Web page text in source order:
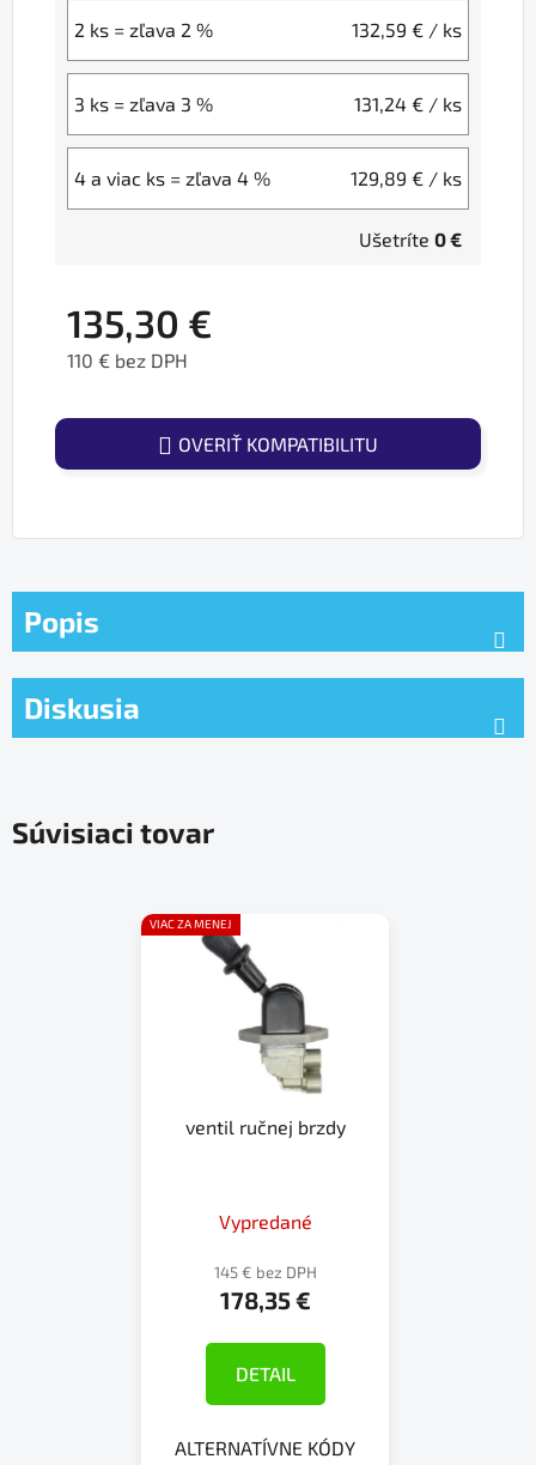
2 ks = zľava 2 % 132,59 € / ks
3 ks = zľava 3 % 131,24 € / ks
4 a viac ks = zľava 4 % 129,89 € / ks
Ušetríte 0 €
135,30 €
110 € bez DPH
OVERIŤ KOMPATIBILITU
Popis
Diskusia
Súvisiaci tovar
VIAC ZA MENEJ
ventil ručnej brzdy
Vypredané
145 € bez DPH
178,35 €
DETAIL
ALTERNATÍVNE KÓDY